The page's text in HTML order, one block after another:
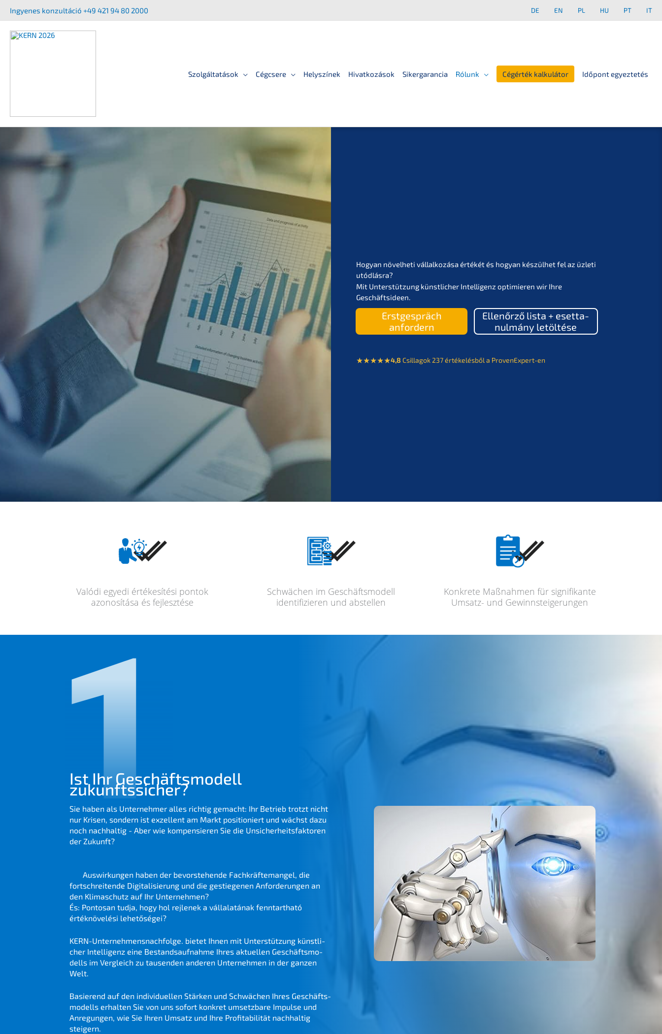
Ingyenes konzul­tá­ció +49 421 94 80 2000 DE EN PL HU PT IT
Szolgáltatások Cégcsere Helyszínek Hivatkozások Sikergarancia Rólunk Cégérték kalkulátor Időpont egyeztetés
Hogyan növel­he­ti vállal­ko­zá­sa értékét és hogyan készül­het fel az üzleti
utódlásra?
Mit Unter­stüt­zung künst­li­cher Intel­li­genz optimie­ren wir Ihre
Geschäftsideen.
Erstge­spräch
anfordern
Ellenőr­ző lista + esetta­
nul­má­ny letöltése
4,8 Csilla­gok 237 értékelés­ből a ProvenExpert-en
Valódi egyedi értéke­sí­té­si pontok
azono­sí­tá­sa és fejlesztése
Schwä­chen im Geschäfts­mo­dell
identi­fi­zie­ren und abstellen
Konkre­te Maßnah­men für signi­fi­kan­te
Umsatz- und Gewinnsteigerungen
1
Ist Ihr Geschäfts­mo­dell
zukunftssicher?
Sie haben als Unter­neh­mer alles richtig gemacht: Ihr Betrieb trotzt nicht
nur Krisen, sondern ist exzel­lent am Markt positio­niert und wächst dazu
noch nachhal­tig - Aber wie kompen­sie­ren Sie die Unsicher­heits­fak­to­ren
der Zukunft?
lenAuswir­kun­gen haben der bevor­ste­hen­de Fachkräf­te­man­gel, die
fortschrei­ten­de Digita­li­sie­rung und die gestie­ge­nen Anfor­de­run­gen an
den Klima­schutz auf Ihr Unter­neh­men?
És: Ponto­san tudja, hogy hol rejle­nek a vállala­tá­nak fenntart­ha­tó
értéknö­velé­si lehetőségei?
KERN-Unternehmens­nachfolge. bietet Ihnen mit Unter­stüt­zung künst­li­
cher Intel­li­genz eine Bestands­auf­nah­me Ihres aktuel­len Geschäfts­mo­
dells im Vergleich zu tausen­den anderen Unter­neh­men in der ganzen
Welt.
Basie­rend auf den indivi­du­el­len Stärken und Schwä­chen Ihres Geschäfts­
mo­dells erhal­ten Sie von uns sofort konkret umsetz­ba­re Impul­se und
Anregun­gen, wie Sie Ihren Umsatz und Ihre Profi­ta­bi­li­tät nachhal­tig
steigern.